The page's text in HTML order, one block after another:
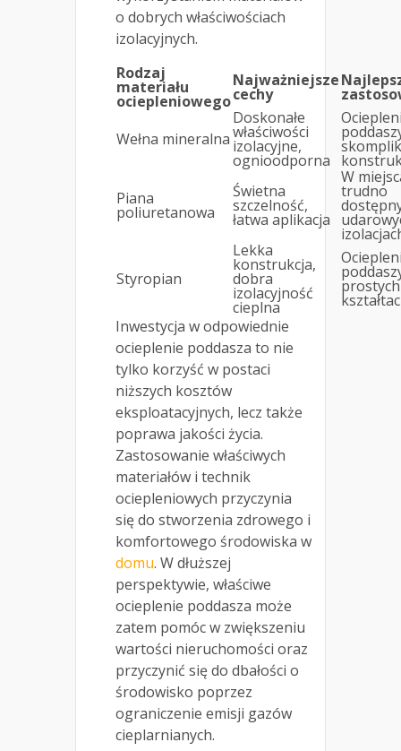
o dobrych właściwościach
izolacyjnych.
Rodzaj
materiału
ociepleniowego
Najważniejsze
cechy
Wełna mineralna
Doskonałe
właściwości
izolacyjne,
ognioodporna
Piana
poliuretanowa
Świetna
szczelność,
łatwa aplikacja
W
trudno
Styropian
Lekka
konstrukcja,
dobra
izolacyjność
cieplna
prostych
Inwestycja w odpowiednie
ocieplenie poddasza to nie
tylko korzyść w postaci
niższych kosztów
eksploatacyjnych, lecz także
poprawa jakości życia.
Zastosowanie właściwych
materiałów i technik
ociepleniowych przyczynia
się do stworzenia zdrowego i
komfortowego środowiska w
domu. W dłuższej
perspektywie, właściwe
ocieplenie poddasza może
zatem pomóc w zwiększeniu
wartości nieruchomości oraz
przyczynić się do dbałości o
środowisko poprzez
ograniczenie emisji gazów
cieplarnianych.